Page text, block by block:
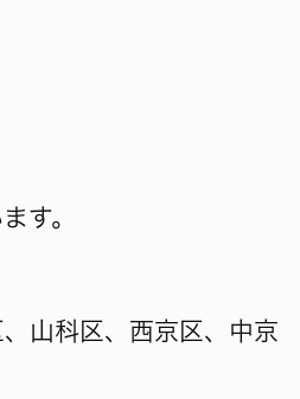
す。
山科区、西京区、中京